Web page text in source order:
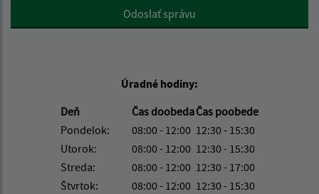
Google reCaptcha ResponseOdoslať správu
Úradné hodiny:
Deň
Čas doobedaČas poobede
Pondelok:
08:00 - 12:00 12:30 - 15:30
Utorok:
08:00 - 12:00 12:30 - 15:30
Streda:
08:00 - 12:00 12:30 - 17:00
Štvrtok:
08:00 - 12:00 12:30 - 15:30